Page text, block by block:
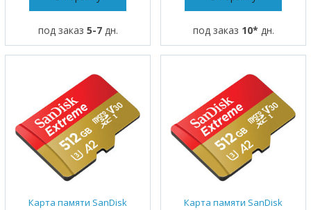
под заказ 5-7дн. под заказ 10* дн.
Карта памяти SanDisk
Карта памяти SanDisk